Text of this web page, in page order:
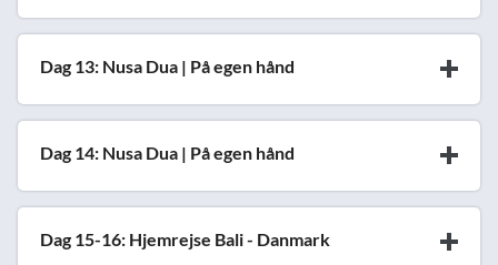
Dag 13: Nusa Dua | På egen hånd
Dag 14: Nusa Dua | På egen hånd
Dag 15-16: Hjemrejse Bali - Danmark